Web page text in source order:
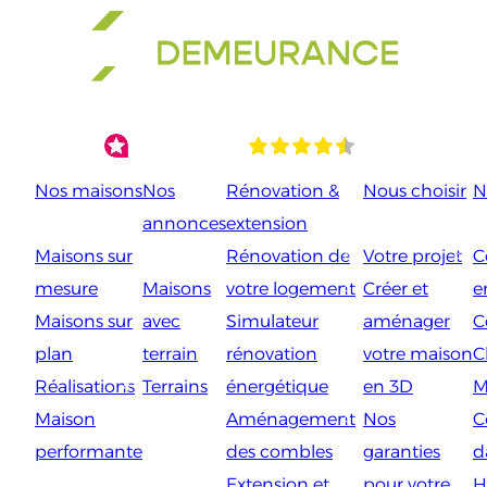
Nos maisons
Maisons sur
mesure
Maisons sur
plan
Réalisations
Maison
performante
Nos
annonces
Maisons
avec
terrain
Terrains
Rénovation &
extension
Rénovation de
votre logement
Simulateur
rénovation
énergétique
Aménagement
des combles
Nous choisir
Votre projet
Créer et
aménager
votre maison
en 3D
Nos
garanties